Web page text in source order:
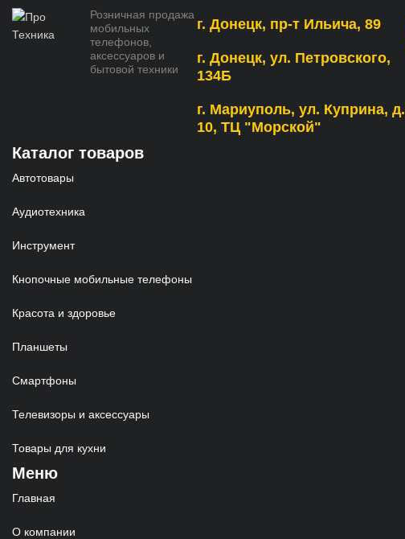
Розничная продажа
мобильных
телефонов,
аксессуаров и
бытовой техники
г. Донецк, пр-т Ильича, 89
г. Донецк, ул. Петровского,
134Б
г. Мариуполь, ул. Куприна, д.
10, ТЦ "Морской"
Каталог товаров
Автотовары
Аудиотехника
Инструмент
Кнопочные мобильные телефоны
Красота и здоровье
Планшеты
Смартфоны
Телевизоры и аксессуары
Товары для кухни
Меню
Главная
О компании